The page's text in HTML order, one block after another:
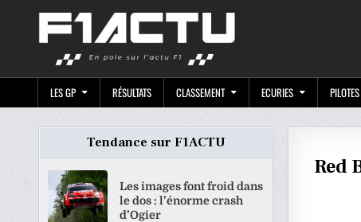
LES GP RÉSULTATS CLASSEMENT ECURIES PILOTES
Red
Tendance sur F1ACTU
Les images font froid dans
le dos : l’énorme crash
d’Ogier